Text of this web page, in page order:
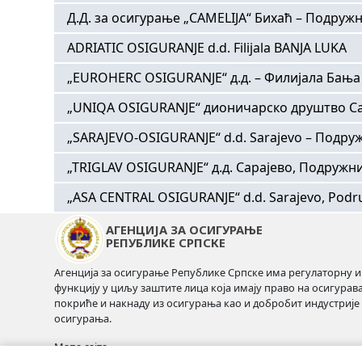
Број регистра
Назив
Адреса
ЈИБ
Матични број
Број и датум рјешења Агенције
Телефон
Е-пошта
Сајт
ЛИЦА ОВЛАШТЕНА ЗА ЗАСТУПАЊЕ
ФУНКЦИЈА
ОСНОВНИ ПОДАЦИ
Број регистра
Назив
Адреса
ЈИБ
Број и датум рјешења Агенције
Телефон
Сајт
ЛИЦА ОВЛАШТЕНА ЗА ЗАСТУПАЊЕ
Д.Д. за осигурање „CAMELIJA“ Бихаћ –
ОСНОВНИ ПОДАЦИ
Број регистра
Назив
Адреса
ЈИБ
Број и датум рјешења Агенције
Телефон
Е-пошта
Сајт
ADRIATIC OSIGURANJE d.d. Filijala BANJA LUKA
ОСНОВНИ ПОДАЦИ
Број регистра
Назив
Адреса
ЈИБ
Број и датум рјешења Агенције
Телефон
ЛИЦА ОВЛАШТЕНА ЗА ЗАСТУПАЊЕ
ФУНКЦИЈА
„EUROHERC OSIGURANJE“ д.д. – Филијала
ОСНОВНИ ПОДАЦИ
Број регистра
Назив
Адреса
ЈИБ
Број и датум рјешења Агенције
Телефон
„UNIQA OSIGURANJE“ дионичарско друштво
ОСНОВНИ ПОДАЦИ
Број регистра
Назив
Адреса
ЈИБ
Матични број
„SARAJEVO-OSIGURANJE“ d.d. Sarajevo –
ОСНОВНИ ПОДАЦИ
Број регистра
Назив
Адреса
ЈИБ
Број и датум рјешења Агенције
„TRIGLAV OSIGURANJE“ д.д. Сарајево,
ОСНОВНИ ПОДАЦИ
Број регистра
Назив
Адреса
ЈИБ
„ASA CENTRAL OSIGURANJE“ d.d. Sarajevo,
ОСНОВНИ ПОДАЦИ
Број регистра
Назив
Адреса
АГЕНЦИЈА ЗА ОСИГУРАЊЕ
РЕПУБЛИКЕ СРПСКЕ
Агенција за осигурање Републике Српске има регулаторну
функцију у циљу заштите лица која имају право на
покриће и накнаду из осигурања као и добробит индустрије
осигурања.
Мапа сајта